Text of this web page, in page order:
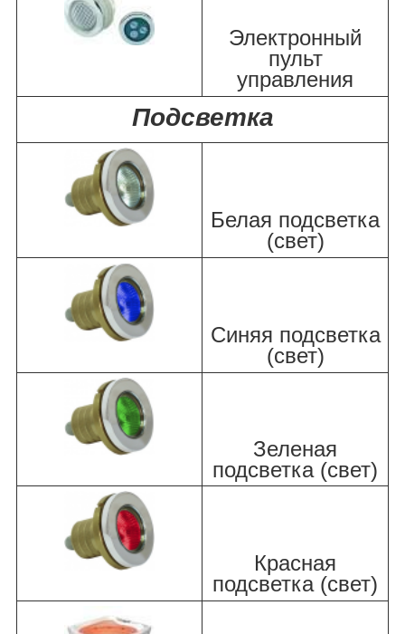
Электронный
пульт
управления
Подсветка
Белая подсветка
(свет)
Синяя подсветка
(свет)
Зеленая
подсветка (свет)
Красная
подсветка (свет)